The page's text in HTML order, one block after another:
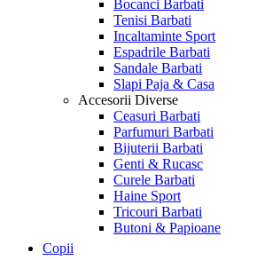
Bocanci Barbati
Tenisi Barbati
Incaltaminte Sport
Espadrile Barbati
Sandale Barbati
Slapi Paja & Casa
Accesorii Diverse
Ceasuri Barbati
Parfumuri Barbati
Bijuterii Barbati
Genti & Rucasc
Curele Barbati
Haine Sport
Tricouri Barbati
Butoni & Papioane
Copii